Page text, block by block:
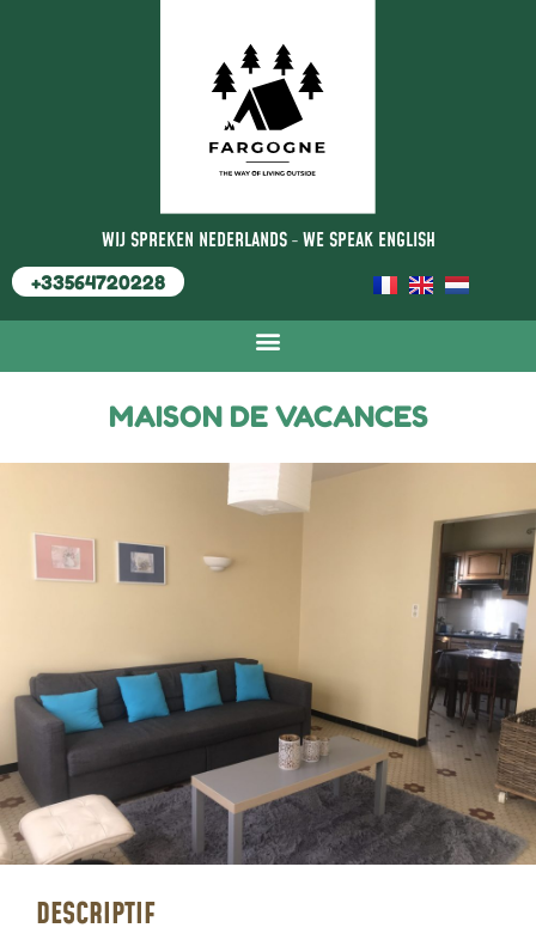
WIJ SPREKEN NEDERLANDS-WE SPEAK ENGLISH
+33564720228
MAISON DE VACANCES
DESCRIPTIF